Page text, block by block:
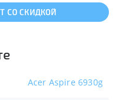
СО СКИДКОЙ
Acer Aspire 6930g